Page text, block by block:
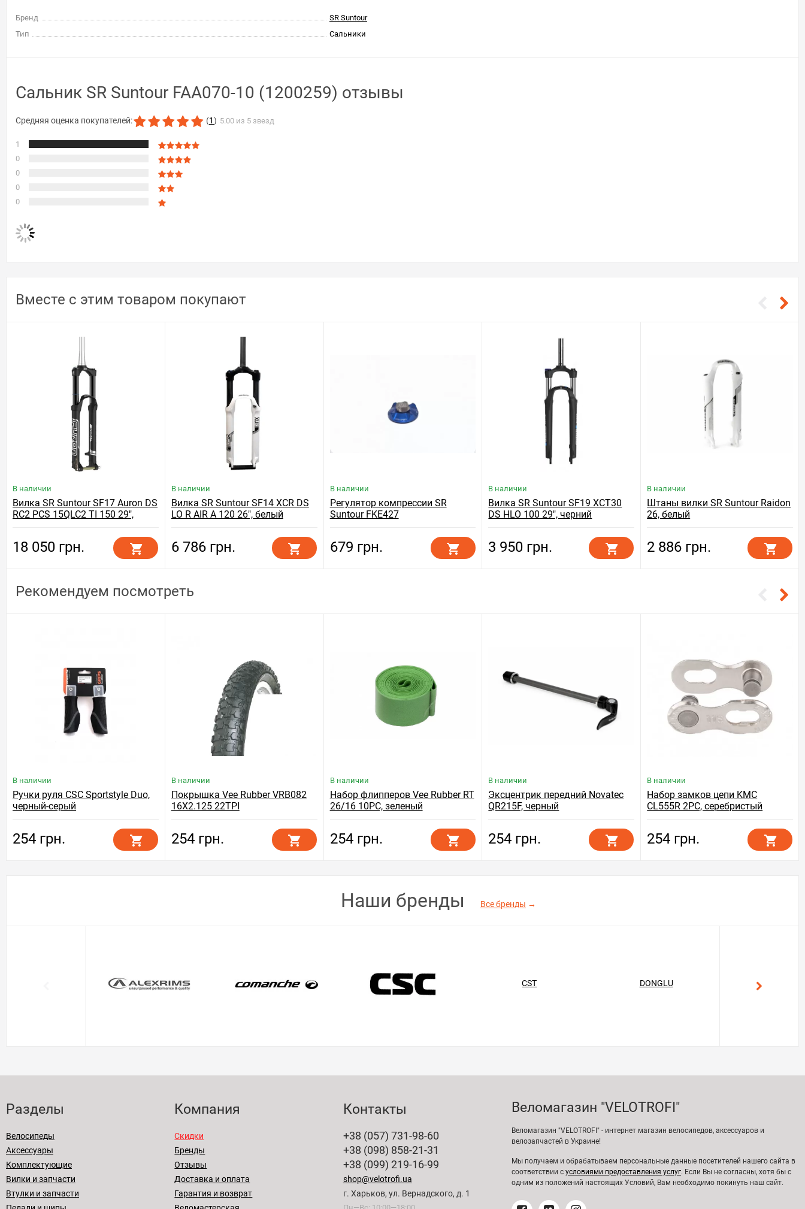
Бренд
SR Suntour
Тип
Сальники
Сальник SR Suntour FAA070-10 (1200259) отзывы
Средняя оценка покупателей: (1) 5.00 из 5 звезд
1
0
0
0
0
Вместе с этим товаром покупают
В наличии
Вилка SR Suntour SF17 Auron DS
RC2 PCS 15QLC2 TI 150 29",
18 050 грн.
В наличии
Вилка SR Suntour SF14 XCR DS
LO R AIR A 120 26", белый
6 786 грн.
В наличии
Регулятор компрессии SR
Suntour FKE427
679 грн.
В наличии
Вилка SR Suntour SF19 XCT30
DS HLO 100 29", черний
3 950 грн.
В наличии
Штаны вилки SR Suntour Raidon
26, белый
2 886 грн.
Рекомендуем посмотреть
В наличии
Ручки руля CSC Sportstyle Duo,
черный-серый
254 грн.
В наличии
Покрышка Vee Rubber VRB082
16X2.125 22TPI
254 грн.
В наличии
Набор флипперов Vee Rubber RT
26/16 10PC, зеленый
254 грн.
В наличии
Эксцентрик передний Novatec
QR215F, черный
254 грн.
В наличии
Набор замков цепи KMC
CL555R 2PC, серебристый
254 грн.
Наши бренды Все бренды →
CST DONGLU
Разделы
Велосипеды
Аксессуары
Комплектующие
Вилки и запчасти
Втулки и запчасти
Компания
Скидки
Бренды
Отзывы
Доставка и оплата
Гарантия и возврат
Контакты
+38 (057) 731-98-60
+38 (098) 858-21-31
+38 (099) 219-16-99
shop@velotrofi.ua
г. Харьков, ул. Вернадского, д. 1
Веломагазин "VELOTROFI"
Веломагазин "VELOTROFI" - интернет магазин велосипедов, аксессуаров и
велозапчастей в Украине!
Мы получаем и обрабатываем персональные данные посетителей нашего сайта в
соответствии сусловиями предоставления услуг. Если Вы не согласны, хотя бы с
одним из положений настоящих Условий, Вам необходимо покинуть наш сайт.